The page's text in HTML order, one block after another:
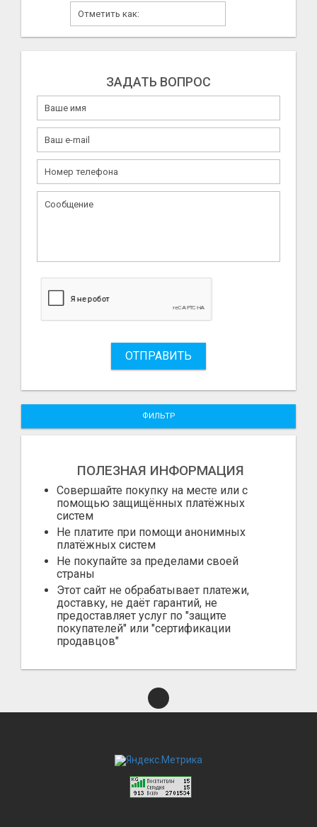
ЗАДАТЬ ВОПРОС
ОТПРАВИТЬ
ФИЛЬТР
ПОЛЕЗНАЯ ИНФОРМАЦИЯ
Совершайте покупку на месте или с
помощью защищённых платёжных
систем
Не платите при помощи анонимных
платёжных систем
Не покупайте за пределами своей
страны
Этот сайт не обрабатывает платежи,
доставку, не даёт гарантий, не
предоставляет услуг по "защите
покупателей" или "сертификации
продавцов"